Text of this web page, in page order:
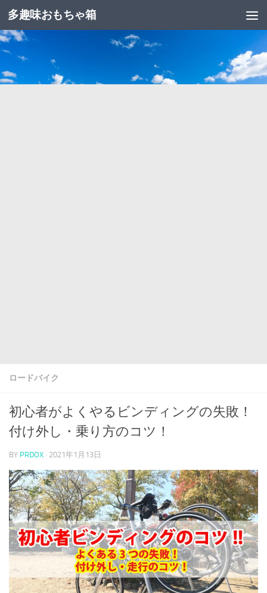
コンテンツへスキップ
多趣味おもちゃ箱
ロードバイク
初心者がよくやるビンディングの失敗！
付け外し・乗り方のコツ！
BY PRDOX · 2021年1月13日